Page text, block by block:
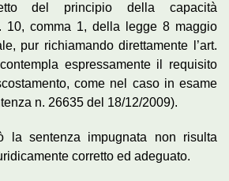
del principio della capacità
10, comma 1, della legge 8 maggio
pur richiamando direttamente l’art.
espressamente il requisito
come nel caso in esame
n. 26635 del 18/12/2009).
la sentenza impugnata non risulta
corretto ed adeguato.